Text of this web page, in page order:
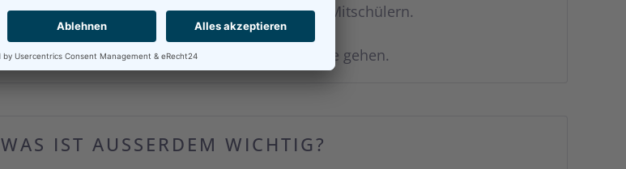
Das Kind lernt und spielt zusammen mit seinen Mitschülern.
Durch die Hilfe wird das Kind eigenständiger
Irgendwann soll das Kind ohne Hilfe in die Schule gehen.
WAS IST AUSSERDEM WICHTIG?